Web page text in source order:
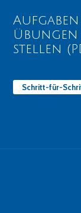
stellen
Schritt-für-